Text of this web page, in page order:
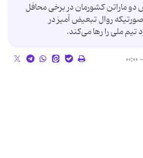
ماراتن کشورمان در برخی محافل
روال تبعیض آمیز در
تیم ملی را رها می‌کند.